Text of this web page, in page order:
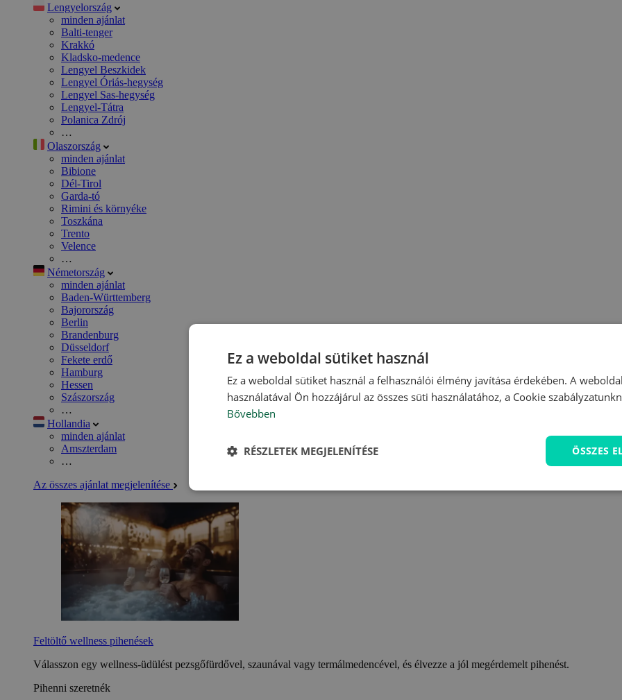
Lengyelország
minden ajánlat
Balti-tenger
Krakkó
Kladsko-medence
Lengyel Beszkidek
Lengyel Óriás-hegység
Lengyel Sas-hegység
Lengyel-Tátra
Polanica Zdrój
…
Olaszország
minden ajánlat
Bibione
Dél-Tirol
Garda-tó
Rimini és környéke
Toszkána
Trento
Velence
…
Németország
minden ajánlat
Baden-Württemberg
Bajorország
Berlin
Brandenburg
Düsseldorf
Fekete erdő
Hamburg
Hessen
Szászország
…
Hollandia
minden ajánlat
Amszterdam
…
Az összes ajánlat megjelenítése
Feltöltő wellness pihenések
Válasszon egy wellness-üdülést pezsgőfürdővel, szaunával vagy termálmedencével, és élvezze a jól megérdemelt pihenést.
Pihenni szeretnék
Ez a weboldal sütiket használ
Ez a weboldal sütiket használ a felhasználói élmény javítása érdekében. A
használatával Ön hozzájárul az összes süti használatához, a Cookie
Bővebben
ÖSSZES
RÉSZLETEK MEGJELENÍTÉSE